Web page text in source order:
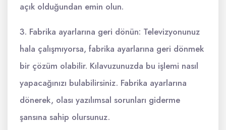
açık olduğundan emin olun.
3. Fabrika ayarlarına geri dönün: Televizyonunuz
hala çalışmıyorsa, fabrika ayarlarına geri dönmek
bir çözüm olabilir. Kılavuzunuzda bu işlemi nasıl
yapacağınızı bulabilirsiniz. Fabrika ayarlarına
dönerek, olası yazılımsal sorunları giderme
şansına sahip olursunuz.